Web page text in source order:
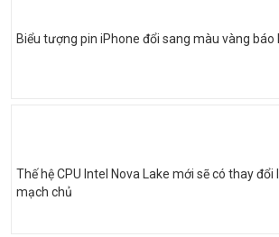
Biểu tượng pin iPhone đổi sang màu vàng báo
Thế hệ CPU Intel Nova Lake mới sẽ có thay đổi
mạch chủ